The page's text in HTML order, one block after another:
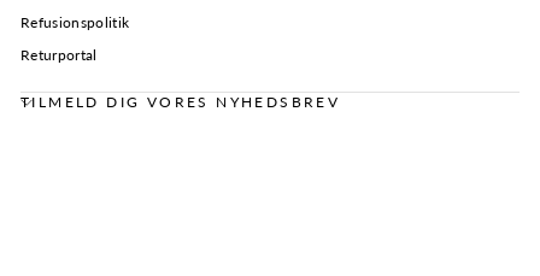
Refusionspolitik
Returportal
TILMELD DIG VORES NYHEDSBREV